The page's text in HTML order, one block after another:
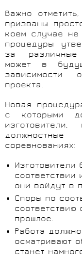
Важно
призваны
коем случае не
процедуры
за различные
может в
зависимости
проекта.
Новая
с которыми
соревнованиях:
Изготовители
соответствии
они войдут в
Споры по
соответствию
прошлое.
Работа
осматривают
станет